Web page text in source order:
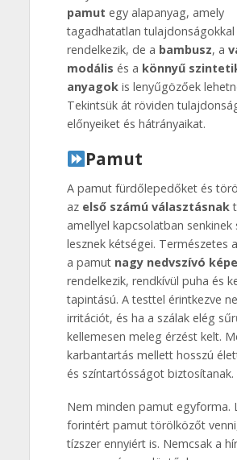
pamut egy alapanyag, amely
tagadhatatlan tulajdonságokkal
rendelkezik, de a bambusz, a
modális és a könnyű
anyagokis lenyűgözőek
Tekintsük át röviden
előnyeiket és hátrányaikat.
Pamut
A pamut fürdőlepedőket és
az első számú választásnak
amellyel kapcsolatban senkinek
lesznek kétségei. Természetes
a pamut nagy nedvszívó
rendelkezik, rendkívül puha és
tapintású. A testtel érintkezve
irritációt, és ha a szálak elég
kellemesen meleg érzést kelt.
karbantartás mellett hosszú
és színtartósságot biztosítanak.
Nem minden pamut egyforma.
forintért pamut törölközőt
tízszer ennyiért is. Nemcsak a